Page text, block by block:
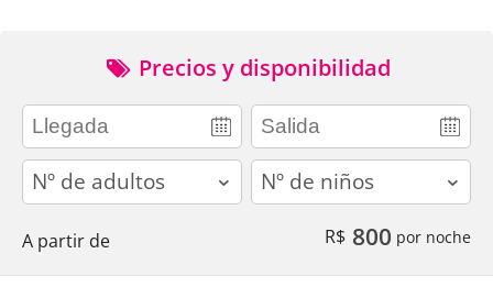
Precios y disponibilidad
adults children
A partir de R$ 800 por noche